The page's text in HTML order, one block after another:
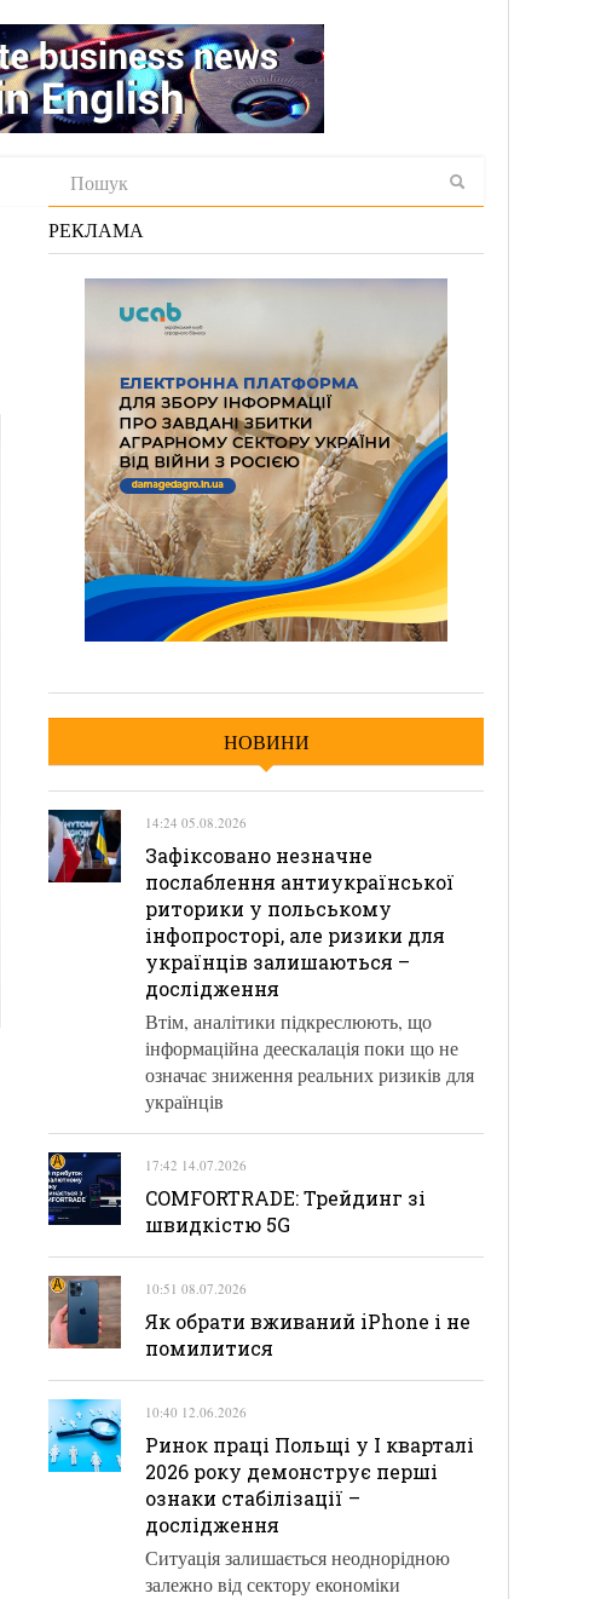
РЕКЛАМА
НОВИНИ
14:24 05.08.2026
Зафіксовано незначне
послаблення антиукраїнської
риторики у польському
інфопросторі, але ризики для
українців залишаються –
дослідження
Втім, аналітики підкреслюють, що
інформаційна деескалація поки що не
означає зниження реальних ризиків для
українців
17:42 14.07.2026
COMFORTRADE: Трейдинг зі
швидкістю 5G
10:51 08.07.2026
Як обрати вживаний iPhone і не
помилитися
10:40 12.06.2026
Ринок праці Польщі у І кварталі
2026 року демонструє перші
ознаки стабілізації –
дослідження
Ситуація залишається неоднорідною
залежно від сектору економіки